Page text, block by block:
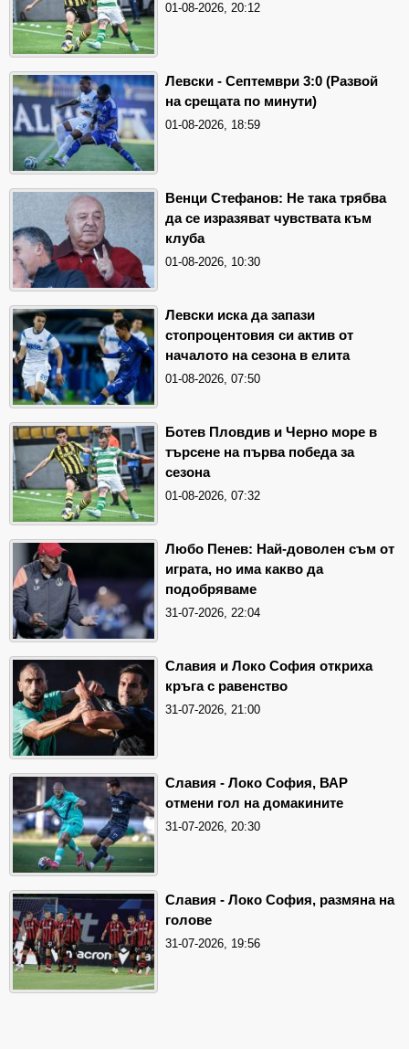
01-08-2026, 20:12
Левски - Септември 3:0 (Развой
на срещата по минути)
01-08-2026, 18:59
Венци Стефанов: Не така трябва
да се изразяват чувствата към
клуба
01-08-2026, 10:30
Левски иска да запази
стопроцентовия си актив от
началото на сезона в елита
01-08-2026, 07:50
Ботев Пловдив и Черно море в
търсене на първа победа за
сезона
01-08-2026, 07:32
Любо Пенев: Най-доволен съм от
играта, но има какво да
подобряваме
31-07-2026, 22:04
Славия и Локо София откриха
кръга с равенство
31-07-2026, 21:00
Славия - Локо София, ВАР
отмени гол на домакините
31-07-2026, 20:30
Славия - Локо София, размяна на
голове
31-07-2026, 19:56